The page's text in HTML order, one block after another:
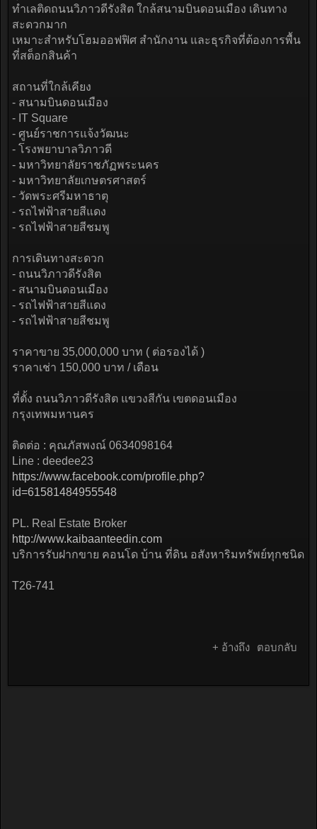
ทำเลติดถนนวิภาวดีรังสิต ใกล้สนามบินดอนเมือง เดินทาง
สะดวกมาก
เหมาะสำหรับโฮมออฟฟิศ สำนักงาน และธุรกิจที่ต้องการพื้น
ที่สต็อกสินค้า
สถานที่ใกล้เคียง
- สนามบินดอนเมือง
- IT Square
- ศูนย์ราชการแจ้งวัฒนะ
- โรงพยาบาลวิภาวดี
- มหาวิทยาลัยราชภัฏพระนคร
- มหาวิทยาลัยเกษตรศาสตร์
- วัดพระศรีมหาธาตุ
- รถไฟฟ้าสายสีแดง
- รถไฟฟ้าสายสีชมพู
การเดินทางสะดวก
- ถนนวิภาวดีรังสิต
- สนามบินดอนเมือง
- รถไฟฟ้าสายสีแดง
- รถไฟฟ้าสายสีชมพู
ราคาขาย 35,000,000 บาท ( ต่อรองได้ )
ราคาเช่า 150,000 บาท / เดือน
ที่ตั้ง ถนนวิภาวดีรังสิต แขวงสีกัน เขตดอนเมือง
กรุงเทพมหานคร
ติดต่อ : คุณภัสพงณ์ 0634098164
Line : deedee23
https://www.facebook.com/profile.php?
id=61581484955548
PL. Real Estate Broker
http://www.kaibaanteedin.com
บริการรับฝากขาย คอนโด บ้าน ที่ดิน อสังหาริมทรัพย์ทุกชนิด
T26-741
+ อ้างถึง ตอบกลับ